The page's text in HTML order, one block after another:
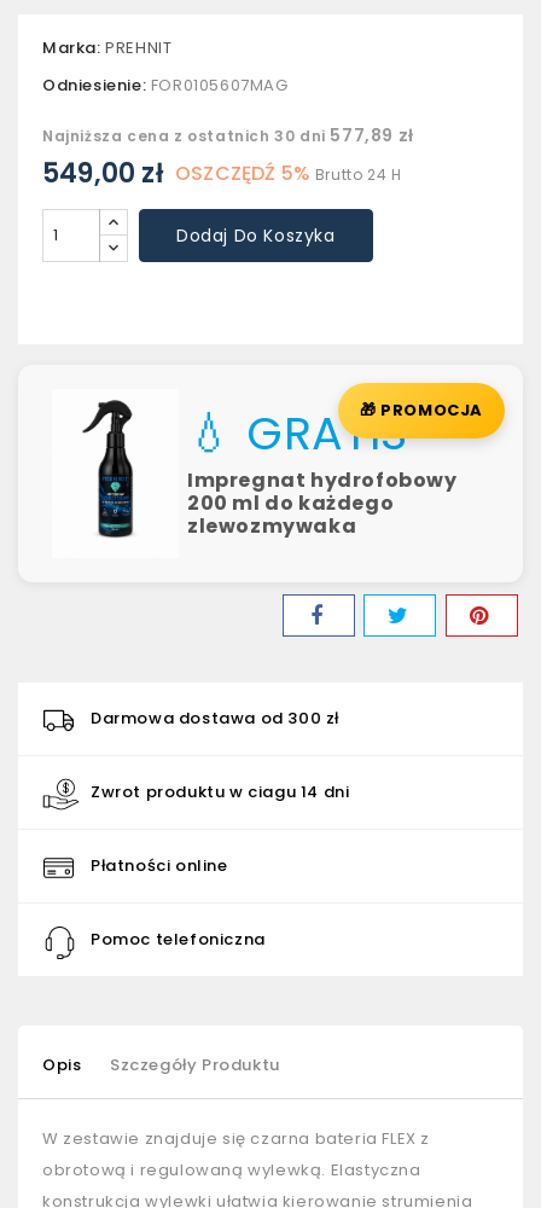
Marka: PREHNIT
Odniesienie: FOR0105607MAG
Najniższa cena z ostatnich 30 dni 577,89 zł
549,00 zł OSZCZĘDŹ 5% Brutto 24 H
Dodaj Do Koszyka
🎁 PROMOCJA
💧 GRATIS
Impregnat hydrofobowy
200 ml do każdego
zlewozmywaka
Darmowa dostawa od 300 zł
Zwrot produktu w ciagu 14 dni
Płatności online
Pomoc telefoniczna
Opis Szczegóły Produktu
W zestawie znajduje się czarna bateria FLEX z
obrotową i regulowaną wylewką. Elastyczna
konstrukcja wylewki ułatwia kierowanie strumienia